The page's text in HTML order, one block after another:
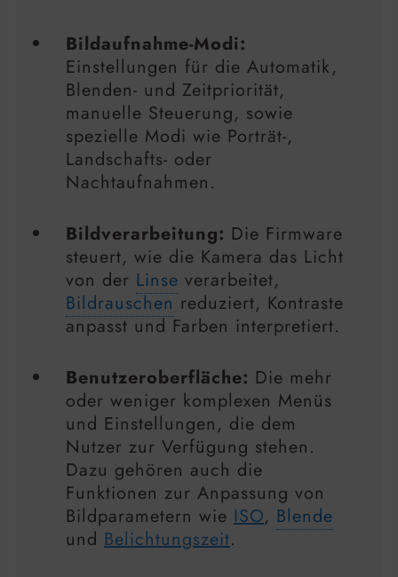
Bildaufnahme-Modi:
Einstellungen für die Automatik,
Blenden- und Zeitpriorität,
manuelle Steuerung, sowie
spezielle Modi wie Porträt-,
Landschafts- oder
Nachtaufnahmen.
Bildverarbeitung: Die Firmware
steuert, wie die Kamera das Licht
von der Linse verarbeitet,
Bildrauschen reduziert, Kontraste
anpasst und Farben interpretiert.
Benutzeroberfläche: Die mehr
oder weniger komplexen Menüs
und Einstellungen, die dem
Nutzer zur Verfügung stehen.
Dazu gehören auch die
Funktionen zur Anpassung von
Bildparametern wie ISO, Blende
und Belichtungszeit.